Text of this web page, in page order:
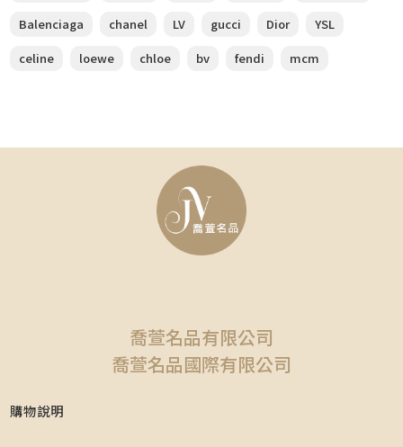
Balenciaga
chanel LV gucci Dior
YSL
celine
loewe chloe bv fendi mcm
喬萱名品有限公司
喬萱名品國際有限公司
購物說明